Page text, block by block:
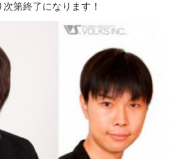
第終了になります！